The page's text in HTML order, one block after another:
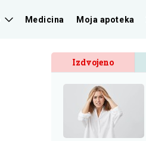
Medicina Moja apoteka
Izdvojeno